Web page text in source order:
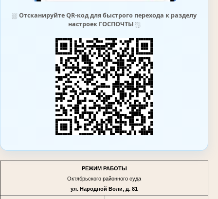
⛆ Отсканируйте QR-код для быстрого перехода к разделу
настроек ГОСПОЧТЫ⛆
РЕЖИМ РАБОТЫ
Октябрьского районного суда
ул. Народной Воли, д. 81